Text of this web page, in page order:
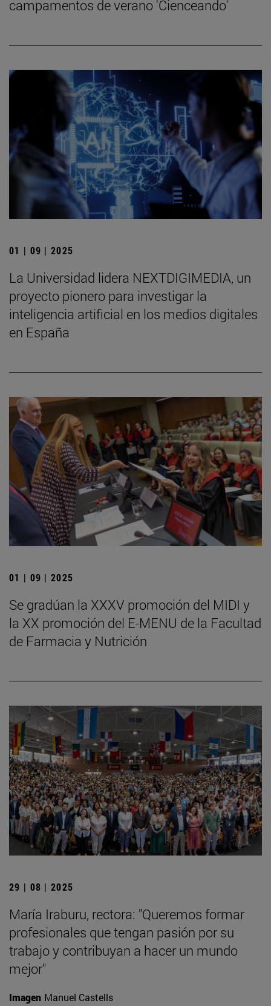
campamentos de verano 'Cienceando'
01 | 09 | 2025
La Universidad lidera NEXTDIGIMEDIA, un
proyecto pionero para investigar la
inteligencia artificial en los medios digitales
en España
01 | 09 | 2025
Se gradúan la XXXV promoción del MIDI y
la XX promoción del E-MENU de la Facultad
de Farmacia y Nutrición
29 | 08 | 2025
María Iraburu, rectora: "Queremos formar
profesionales que tengan pasión por su
trabajo y contribuyan a hacer un mundo
mejor"
Imagen Manuel Castells